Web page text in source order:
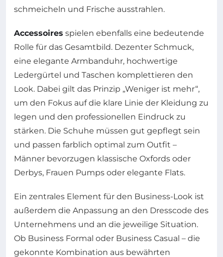
schmeicheln und Frische ausstrahlen.
Accessoires spielen ebenfalls eine bedeutende
Rolle für das Gesamtbild. Dezenter Schmuck,
eine elegante Armbanduhr, hochwertige
Ledergürtel und Taschen komplettieren den
Look. Dabei gilt das Prinzip „Weniger ist mehr“,
um den Fokus auf die klare Linie der Kleidung zu
legen und den professionellen Eindruck zu
stärken. Die Schuhe müssen gut gepflegt sein
und passen farblich optimal zum Outfit –
Männer bevorzugen klassische Oxfords oder
Derbys, Frauen Pumps oder elegante Flats.
Ein zentrales Element für den Business-Look ist
außerdem die Anpassung an den Dresscode des
Unternehmens und an die jeweilige Situation.
Ob Business Formal oder Business Casual – die
gekonnte Kombination aus bewährten